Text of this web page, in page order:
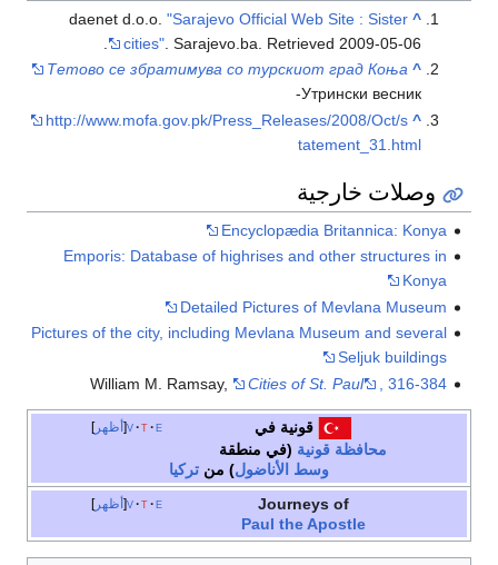
^
daenet d.o.o."Sarajevo Official Web Site : Sister
cities" . Sarajevo.ba . Retrieved 2009-05-06
^
Тетово се збратимува со турскиот град Коња
-Утрински весник
^
http://www.mofa.gov.pk/Press_Releases/2008/Oct/s
tatement_31.html
وصلات خارجية
Encyclopædia Britannica: Konya
Emporis: Database of highrises and other structures in
Konya
Detailed Pictures of Mevlana Museum
Pictures of the city, including Mevlana Museum and several
Seljuk buildings
William M. Ramsay,
Cities of St. Paul , 316-384
أظهر v t e
قونية في
محافظة قونية (في منطقة
وسط الأناضول) من تركيا
أظهر v t e
Journeys of
Paul the Apostle